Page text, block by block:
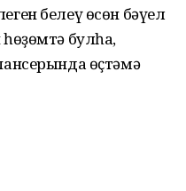
белеү өсөн бәүел
булһа,
өҫтәмә